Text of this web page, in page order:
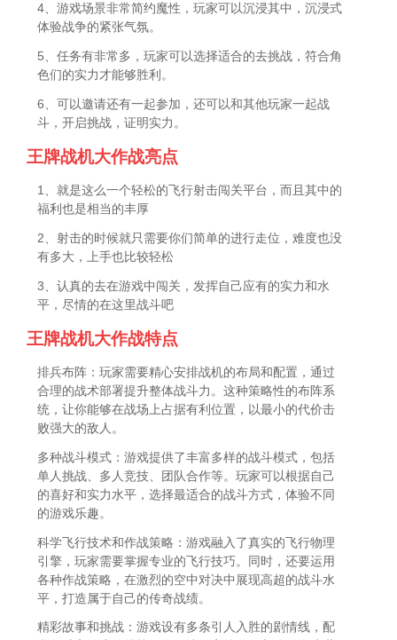
4、游戏场景非常简约魔性，玩家可以沉浸其中，沉浸式
体验战争的紧张气氛。
5、任务有非常多，玩家可以选择适合的去挑战，符合角
色们的实力才能够胜利。
6、可以邀请还有一起参加，还可以和其他玩家一起战
斗，开启挑战，证明实力。
王牌战机大作战亮点
1、就是这么一个轻松的飞行射击闯关平台，而且其中的
福利也是相当的丰厚
2、射击的时候就只需要你们简单的进行走位，难度也没
有多大，上手也比较轻松
3、认真的去在游戏中闯关，发挥自己应有的实力和水
平，尽情的在这里战斗吧
王牌战机大作战特点
排兵布阵：玩家需要精心安排战机的布局和配置，通过
合理的战术部署提升整体战斗力。这种策略性的布阵系
统，让你能够在战场上占据有利位置，以最小的代价击
败强大的敌人。
多种战斗模式：游戏提供了丰富多样的战斗模式，包括
单人挑战、多人竞技、团队合作等。玩家可以根据自己
的喜好和实力水平，选择最适合的战斗方式，体验不同
的游戏乐趣。
科学飞行技术和作战策略：游戏融入了真实的飞行物理
引擎，玩家需要掌握专业的飞行技巧。同时，还要运用
各种作战策略，在激烈的空中对决中展现高超的战斗水
平，打造属于自己的传奇战绩。
精彩故事和挑战：游戏设有多条引人入胜的剧情线，配